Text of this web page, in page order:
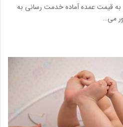
قیمت عمده آماده خدمت رسانی به
می…